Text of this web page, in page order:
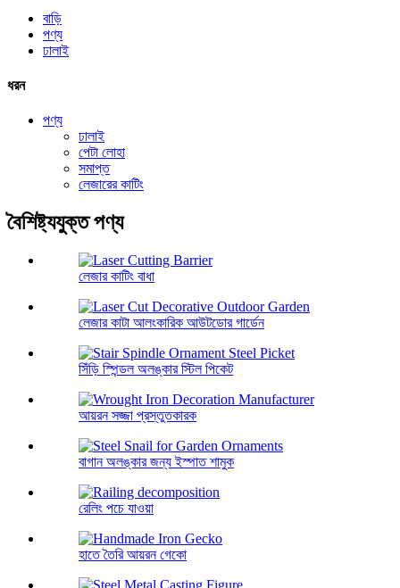
বাড়ি
পণ্য
ঢালাই
ধরন
পণ্য
ঢালাই
পেটা লোহা
সমাপ্ত
লেজারের কাটিং
বৈশিষ্ট্যযুক্ত পণ্য
লেজার কাটিং বাধা
লেজার কাটা আলংকারিক আউটডোর গার্ডেন
সিঁড়ি স্পিন্ডল অলঙ্কার স্টিল পিকেট
আয়রন সজ্জা প্রস্তুতকারক
বাগান অলঙ্কার জন্য ইস্পাত শামুক
রেলিং পচে যাওয়া
হাতে তৈরি আয়রন গেকো